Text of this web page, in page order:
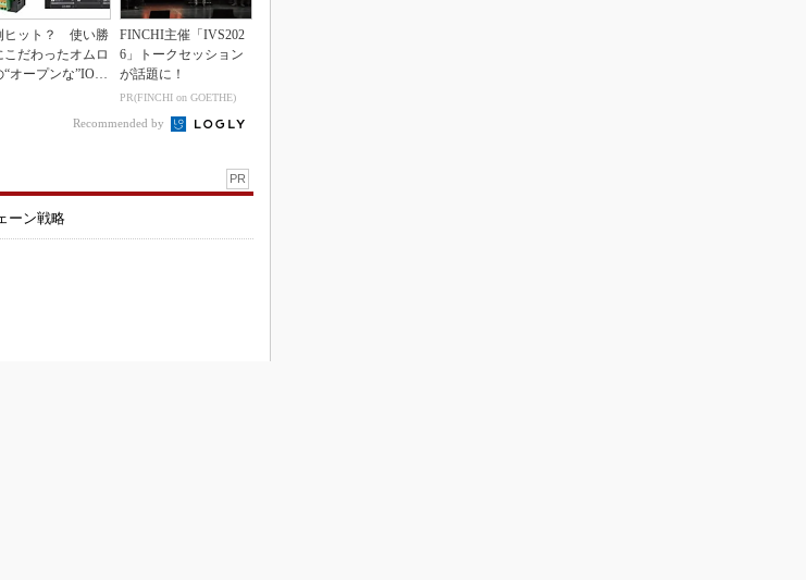
ヒット？ 使い勝
こだわったオムロ
“オープンな”IO-L
FINCHI主催「IVS202
6」トークセッション
が話題に！
PR(FINCHI on GOETHE)
Recommended by
PR
ーン戦略